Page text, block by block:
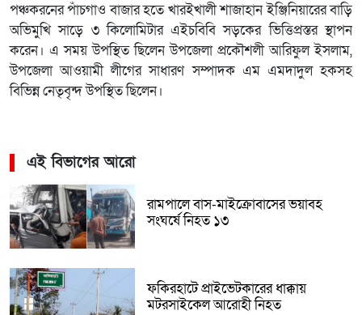
পঞ্চকরনের পাঁচগাও বাজার হতে খারইখালী শাজাহান ইঞ্জিনিয়ারের বাড়ি
অভিমুখি সাড়ে ৩ কিলোমিটার এইচবিবি সড়কের ভিত্তিপ্রস্তর স্থাপন
করেন। এ সময় উপস্থিত ছিলেন উপজেলা প্রকৌশলী আরিফুল ইসলাম,
উপজেলা আওয়ামী লীগের সাধারণ সম্পাদক এম এমদাদুল হকসহ
বিভিন্ন নেতৃবৃন্দ উপস্থিত ছিলেন।
এই বিভাগের আরো
রামপালে বাস-মাইক্রোবাসের ভয়াবহ
সংঘর্ষে নিহত ১৩
ফকিরহাটে প্রাইভেটকারের ধাক্কায়
মটরসাইকেল আরোহী নিহত